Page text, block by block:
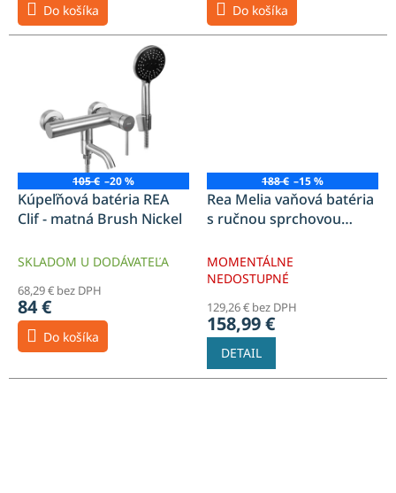
Do košíka Do košíka
105 € –20 %
Kúpeľňová batéria REA
Clif - matná Brush Nickel
SKLADOM U DODÁVATEĽA
68,29 € bez DPH
84 €
Do košíka
188 € –15 %
Rea Melia vaňová batéria
s ručnou sprchovou
lesklá, REA-B2710
MOMENTÁLNE
NEDOSTUPNÉ
129,26 € bez DPH
158,99 €
DETAIL